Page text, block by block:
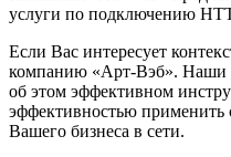
услуги по подключению
Если Вас интересует
компанию «Арт-Вэб». Наши
об этом эффективном
эффективностью
Вашего бизнеса в сети.